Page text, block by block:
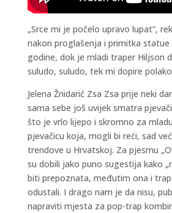
„Srce mi je počelo upravo lupat”,
nakon proglašenja i primitka statue
godine, dok je mladi traper Hiljson
suludo, suludo, tek mi dopire
Jelena Žnidarić Zsa Zsa prije neki
sama sebe još uvijek smatra
što je vrlo lijepo i skromno za
pjevačicu koja, mogli bi reći, sad
trendove u Hrvatskoj. Za pjesmu
su dobili jako puno sugestija kako
biti prepoznata, međutim ona i
odustali. I drago nam je da nisu,
napraviti mjesta za pop-trap